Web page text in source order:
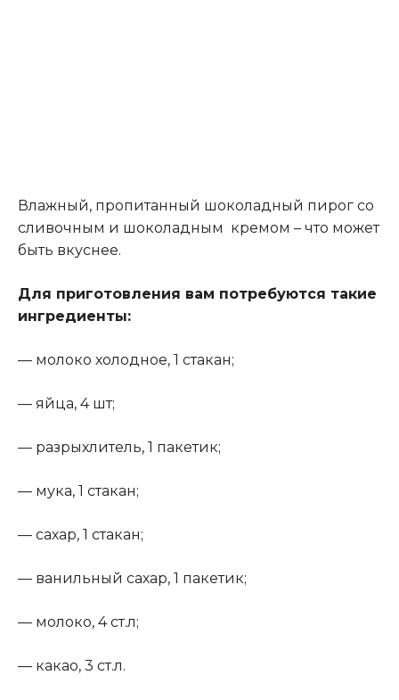
Влажный, пропитанный шоколадный пирог со
сливочным и шоколадным кремом – что может
быть вкуснее.
Для приготовления вам потребуются такие
ингредиенты:
— молоко холодное, 1 стакан;
— яйца, 4 шт;
— разрыхлитель, 1 пакетик;
— мука, 1 стакан;
— сахар, 1 стакан;
— ванильный сахар, 1 пакетик;
— молоко, 4 ст.л;
— какао, 3 ст.л.